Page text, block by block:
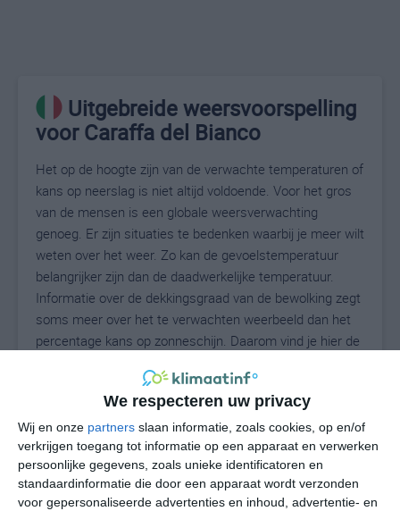
We respecteren uw privacy
Wij en onze partners slaan informatie, zoals cookies, op en/of
verkrijgen toegang tot informatie op een apparaat en verwerken
persoonlijke gegevens, zoals unieke identificatoren en
standaardinformatie die door een apparaat wordt verzonden
voor gepersonaliseerde advertenties en inhoud, advertentie- en
Uitgebreide weersvoorspelling
voor Caraffa del Bianco
Het op de hoogte zijn van de verwachte temperaturen of
kans op neerslag is niet altijd voldoende. Voor het gros
van de mensen is een globale weersverwachting
genoeg. Er zijn situaties te bedenken waarbij je meer wilt
weten over het weer. Zo kan de gevoelstemperatuur
belangrijker zijn dan de daadwerkelijke temperatuur.
Informatie over de dekkingsgraad van de bewolking zegt
soms meer over het te verwachten weerbeeld dan het
percentage kans op zonneschijn. Daarom vind je hier de
29°C